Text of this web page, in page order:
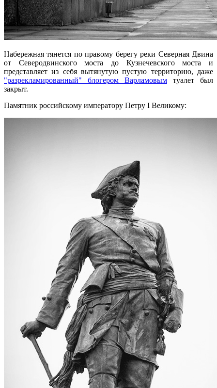
Набережная тянется по правому берегу реки Северная Двина
от Северодвинского моста до Кузнечевского моста и
представляет из себя вытянутую пустую территорию, даже
"разрекламированный" блогером Варламовым туалет был
закрыт.
Памятник российскому императору Петру I Великому: